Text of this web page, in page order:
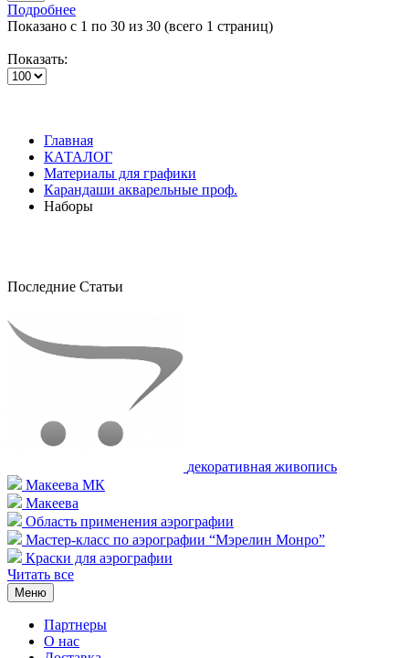
Подробнее
Показано с 1 по 30 из 30 (всего 1 страниц)
Показать:
Главная
КАТАЛОГ
Материалы для графики
Карандаши акварельные проф.
Наборы
Последние Статьи
декоративная живопись
Макеева МК
Макеева
Область применения аэрографии
Мастер-класс по аэрографии “Мэрелин Монро”
Краски для аэрографии
Читать все
Меню
Партнеры
О нас